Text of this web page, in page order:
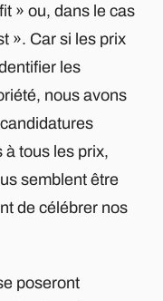
» ou, dans le cas
». Car si les prix
les
nous avons
tous les prix,
semblent être
de célébrer nos
poseront